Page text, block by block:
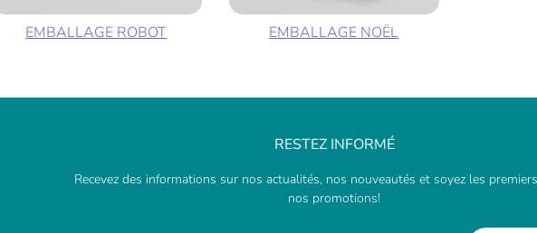
EMBALLAGE ROBOT EMBALLAGE NOËL
RESTEZ INFORMÉ
Recevez des informations sur nos actualités, nos nouveautés et soyez les
nos promotions!